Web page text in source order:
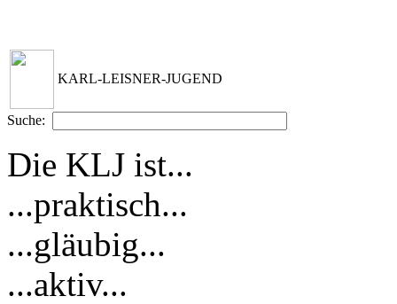
KARL-LEISNER-JUGEND
Suche:
Die KLJ ist...
...praktisch...
...gläubig...
...aktiv...